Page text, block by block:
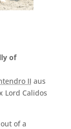
of
II aus
Lord Calidos
out of a